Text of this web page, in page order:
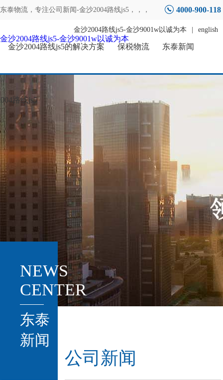
东泰物流，专注公司新闻-金沙2004路线js5 ，，， 4000-900-118
金沙2004路线js5-金沙9001w以诚为本 english
金沙2004路线js5-金沙9001w以诚为本
金沙2004路线js5的解决方案
保税物流 东泰新闻
路线js5
NEWS
CENTER
东泰
新闻
公司新闻